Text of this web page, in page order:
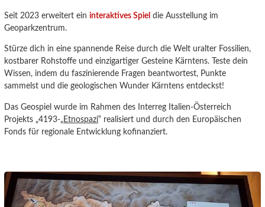
Seit 2023 erweitert eininteraktives Spiel die Ausstellung im
Geoparkzentrum.
Stürze dich in eine spannende Reise durch die Welt uralter Fossilien,
kostbarer Rohstoffe und einzigartiger Gesteine Kärntens. Teste dein
Wissen, indem du faszinierende Fragen beantwortest, Punkte
sammelst und die geologischen Wunder Kärntens entdeckst!
Das Geospiel wurde im Rahmen des Interreg Italien-Österreich
Projekts „4193-„ Etnospazi“ realisiert und durch den Europäischen
Fonds für regionale Entwicklung kofinanziert.